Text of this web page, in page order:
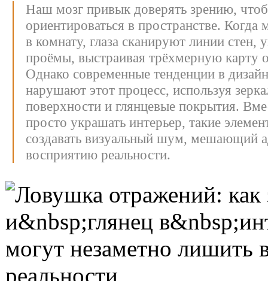
Наш мозг привык доверять зрению,
ориентироваться в пространстве. Когда
в комнату, глаза сканируют линии стен,
проёмы, выстраивая трёхмерную карту
Однако современные тенденции в
нарушают этот процесс, используя
поверхности и глянцевые покрытия.
просто украшать интерьер, такие
создавать визуальный шум, мешающий
восприятию реальности.